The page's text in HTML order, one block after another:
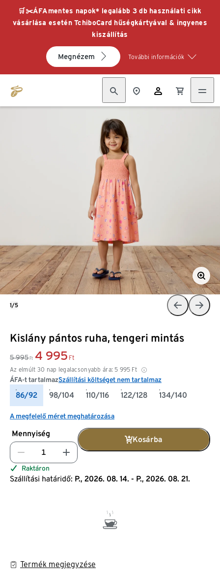
🛒✂️ÁFAmentes napok* legalább 3 db használati cikk
vásárlása esetén TchiboCard hűségkártyával & ingyenes
kiszállítás
Megnézem További információk
Kislány pántos ruha, tengeri mintás
5 995 Ft 4 995 Ft
Az elmúlt 30 nap legalacsonyabb ára: 5 995 Ft
ÁFA-t tartalmazSzállítási költséget nem tartalmaz
86/92 98/104 110/116 122/128 134/140
A megfelelő méret meghatározása
Mennyiség
Kosárba
Raktáron
Szállítási határidő: P., 2026. 08. 14. - P., 2026. 08. 21.
Termék megjegyzése
1/5